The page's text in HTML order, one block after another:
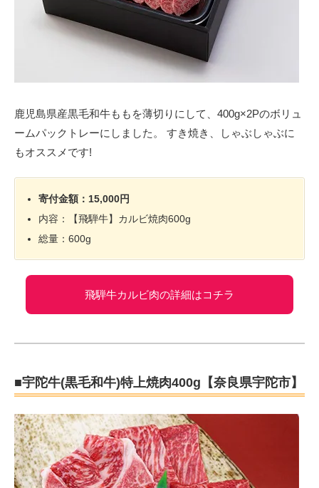
鹿児島県産黒毛和牛ももを薄切りにして、400g×2Pのボリュ
ームパックトレーにしました。 すき焼き、しゃぶしゃぶに
もオススメです!
寄付金額：15,000円
内容：【飛騨牛】カルビ焼肉600g
総量：600g
飛騨牛カルビ肉の詳細はコチラ
■宇陀牛(黒毛和牛)特上焼肉400g【奈良県宇陀市】